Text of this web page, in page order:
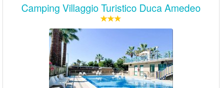
Camping Villaggio Turistico Duca Amedeo